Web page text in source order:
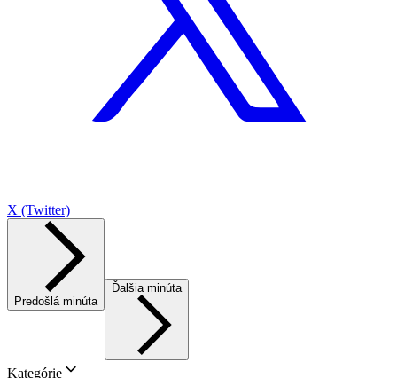
X (Twitter)
Predošlá minúta
Ďalšia minúta
Kategórie